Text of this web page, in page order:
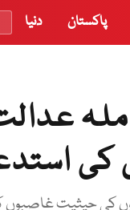
پاکستان دنیا